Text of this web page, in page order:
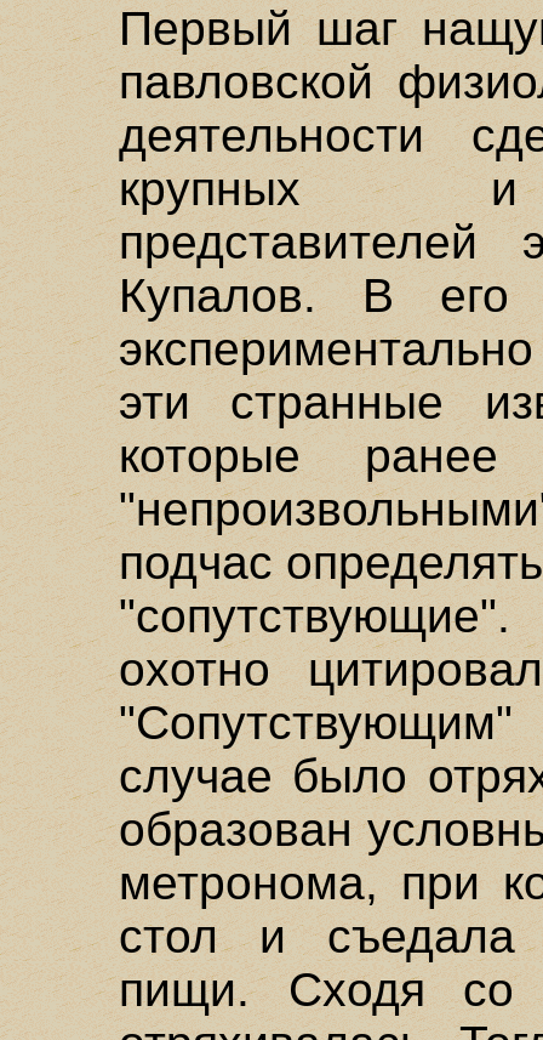
Первый шаг
павловской
деятельности
крупных и
Купалов. В его
эти странные
которые ранее
подчас
охотно
случае было
образован
метронома, при
стол и
пищи. Сходя со